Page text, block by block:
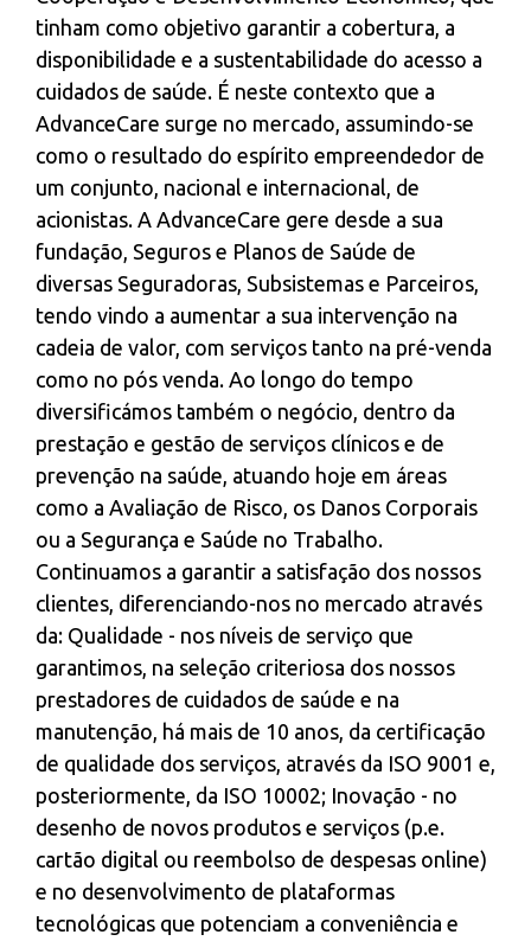
tinham como objetivo garantir a cobertura, a
disponibilidade e a sustentabilidade do acesso a
cuidados de saúde. É neste contexto que a
AdvanceCare surge no mercado, assumindo-se
como o resultado do espírito empreendedor de
um conjunto, nacional e internacional, de
acionistas. A AdvanceCare gere desde a sua
fundação, Seguros e Planos de Saúde de
diversas Seguradoras, Subsistemas e Parceiros,
tendo vindo a aumentar a sua intervenção na
cadeia de valor, com serviços tanto na pré-venda
como no pós venda. Ao longo do tempo
diversificámos também o negócio, dentro da
prestação e gestão de serviços clínicos e de
prevenção na saúde, atuando hoje em áreas
como a Avaliação de Risco, os Danos Corporais
ou a Segurança e Saúde no Trabalho.
Continuamos a garantir a satisfação dos nossos
clientes, diferenciando-nos no mercado através
da: Qualidade - nos níveis de serviço que
garantimos, na seleção criteriosa dos nossos
prestadores de cuidados de saúde e na
manutenção, há mais de 10 anos, da certificação
de qualidade dos serviços, através da ISO 9001 e,
posteriormente, da ISO 10002; Inovação - no
desenho de novos produtos e serviços (p.e.
cartão digital ou reembolso de despesas online)
e no desenvolvimento de plataformas
tecnológicas que potenciam a conveniência e